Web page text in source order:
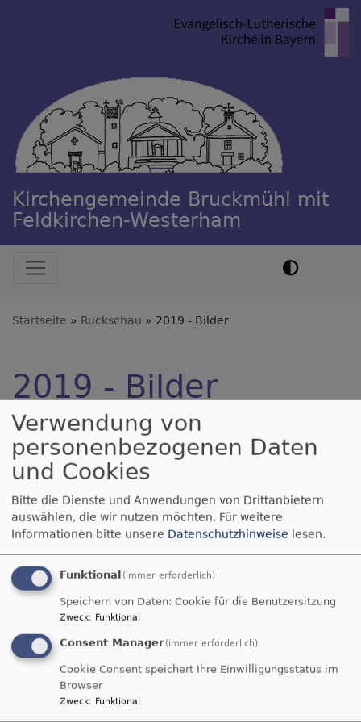
Kirchengemeinde Bruckmühl mit
Feldkirchen-Westerham
Hauptnavigation
Startseite Rückschau 2019 - Bilder
2019 - Bilder
Verwendung von
personenbezogenen Daten
und Cookies
Bitte die Dienste und Anwendungen von Drittanbietern
auswählen, die wir nutzen möchten. Für weitere
Informationen bitte unsere Datenschutzhinweise lesen.
Funktional (immer erforderlich)
Speichern von Daten: Cookie für die Benutzersitzung
Zweck: Funktional
Consent Manager (immer erforderlich)
Cookie Consent speichert Ihre Einwilligungsstatus im
Browser
Zweck: Funktional